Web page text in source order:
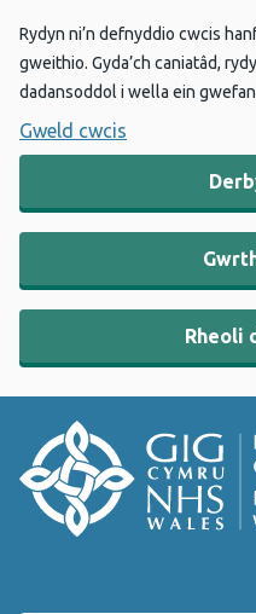
Rydyn ni’n defnyddio cwcis
gweithio. Gyda’ch caniatâd,
dadansoddol i wella ein
Gweld cwcis
Rheoli